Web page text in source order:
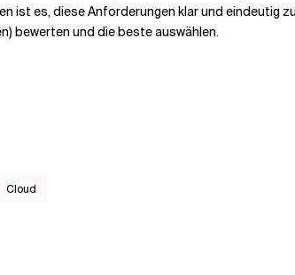
ist es, diese Anforderungen klar und eindeutig
bewerten und die beste auswählen.
Cloud